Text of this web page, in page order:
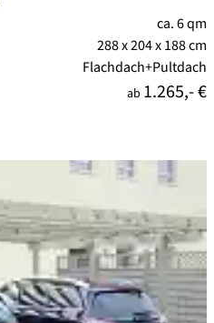
ca. 6 qm
288 x 204 x 188 cm
Flachdach+Pultdach
ab 1.265,- €